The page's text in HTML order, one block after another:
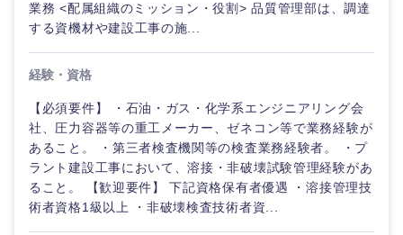
業務 <配属組織のミッション・役割> 品質管理部は、調達
する資機材や建設工事の施...
経験・資格
【必須要件】 ・石油・ガス・化学系エンジニアリング会
社、圧力容器等の重工メーカー、ゼネコン等で業務経験が
あること。 ・第三者検査機関等の検査業務経験者。 ・プ
ラント建設工事において、溶接・非破壊試験管理経験があ
ること。 【歓迎要件】 下記資格保有者優遇 ・溶接管理技
術者資格1級以上 ・非破壊検査技術者資...